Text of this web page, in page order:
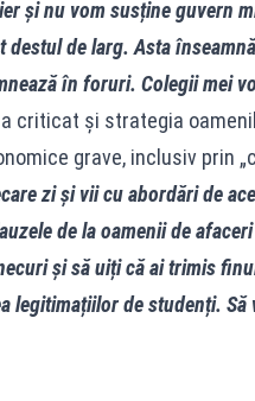
și nu vom susține guvern
destul de larg. Asta
în foruri. Colegii mei
a criticat și strategia
grave, inclusiv prin
zi și vii cu abordări de
de la oamenii de
și să uiți că ai trimis
legitimațiilor de studenți.